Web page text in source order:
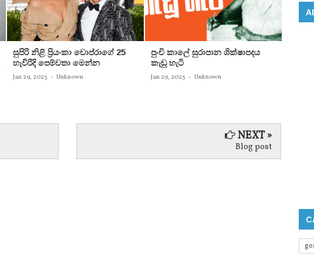
සුපිරි නිළි ප්‍රියංකා චොප්රාගේ 25
හැවිරිදි පෙම්වතා මෙන්න
Jan 29, 2023 - Unknown
පුංචි කාලේ සුරාපාන ශික්ෂාපදය
කැඩූ හැටි
Jan 29, 2023 - Unknown
බවට
NEXT »
Blog post